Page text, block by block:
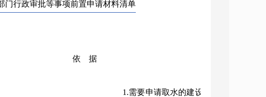
门行政审批等事项前置申请材料清单
依 据
1.需要申请取水的建设项目，申请人应